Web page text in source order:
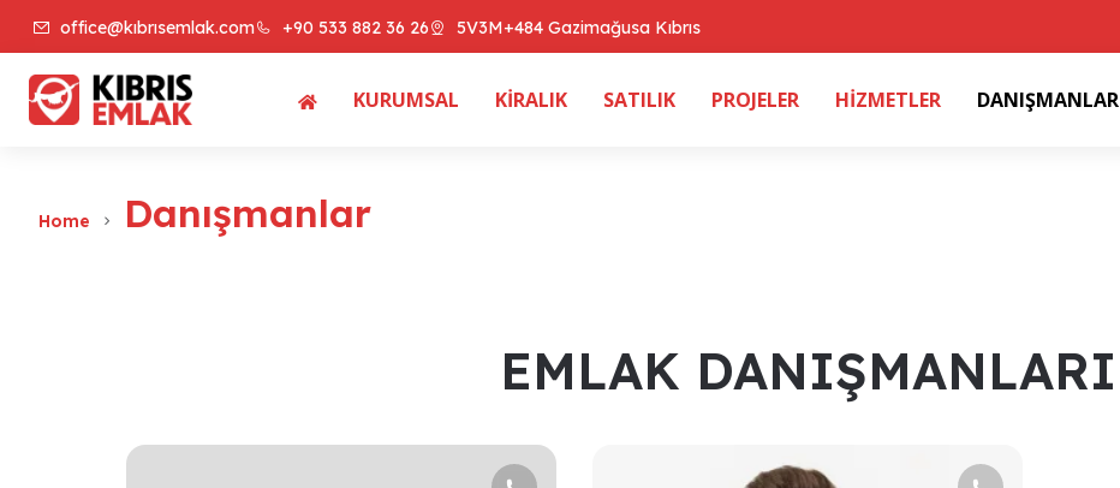
office@kıbrısemlak.com +90 533 882 36 26 5V3M+484 Gazimağusa Kıbrıs
KURUMSAL KİRALIK SATILIK PROJELER HİZMETLER DANIŞMANLAR
Home Danışmanlar
EMLAK DANIŞMANLARI